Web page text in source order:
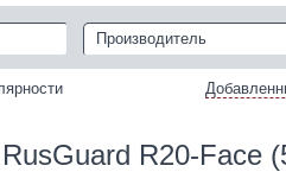
Производитель
R20-Face